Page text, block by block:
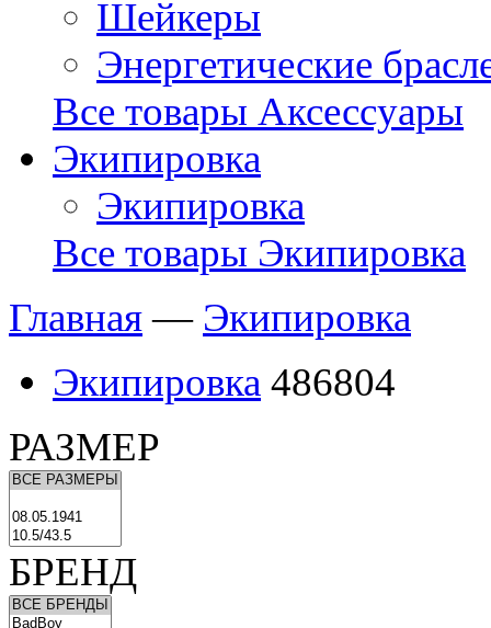
Шейкеры
Энергетические
Все товары Аксессуары
Экипировка
Экипировка
Все товары Экипировка
Главная— Экипировка
Экипировка 486804
РАЗМЕР
БРЕНД